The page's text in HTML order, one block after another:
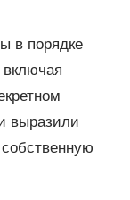
в порядке
выразили